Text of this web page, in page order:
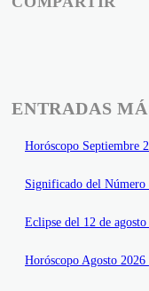
ENTRADAS
Horóscopo Septiembre
Significado del
Eclipse del 12 de
Horóscopo Agosto